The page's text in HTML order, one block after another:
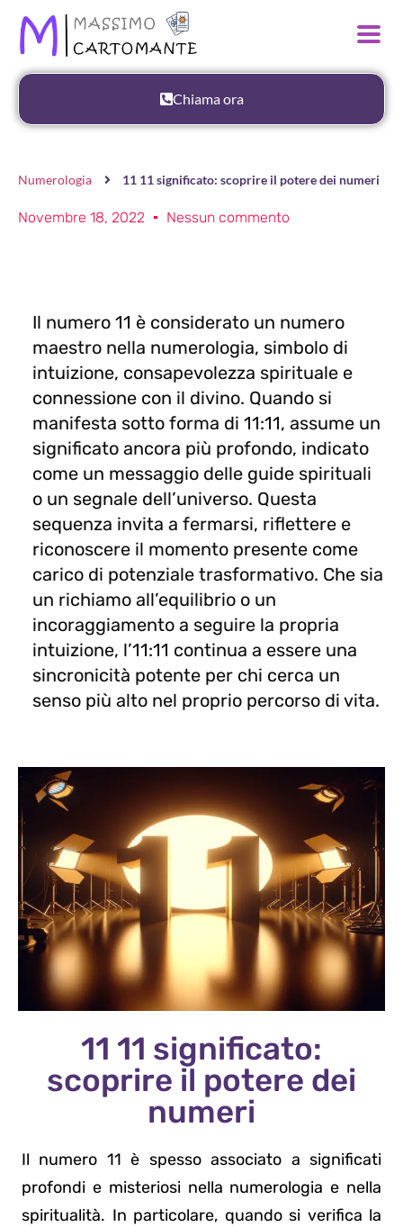
Chiama ora
Numerologia 11 11 significato: scoprire il potere dei numeri
Novembre 18, 2022 Nessun commento
Il numero 11 è considerato un numero
maestro nella numerologia, simbolo di
intuizione, consapevolezza spirituale e
connessione con il divino. Quando si
manifesta sotto forma di 11:11, assume un
significato ancora più profondo, indicato
come un messaggio delle guide spirituali
o un segnale dell’universo. Questa
sequenza invita a fermarsi, riflettere e
riconoscere il momento presente come
carico di potenziale trasformativo. Che sia
un richiamo all’equilibrio o un
incoraggiamento a seguire la propria
intuizione, l’11:11 continua a essere una
sincronicità potente per chi cerca un
senso più alto nel proprio percorso di vita.
11 11 significato:
scoprire il potere dei
numeri
Il numero 11 è spesso associato a significati
profondi e misteriosi nella numerologia e nella
spiritualità. In particolare, quando si verifica la